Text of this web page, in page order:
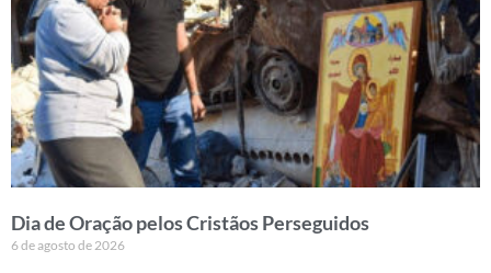
Dia de Oração pelos Cristãos Perseguidos
6 de agosto de 2026